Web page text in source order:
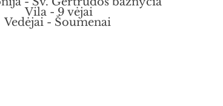
Vila - 9 vėjai
Vedėjai - Šoumenai